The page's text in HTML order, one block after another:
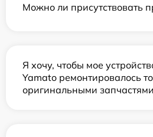
Можно ли присутствовать
Я хочу, чтобы мое
Yamato ремонтировалось
оригинальными